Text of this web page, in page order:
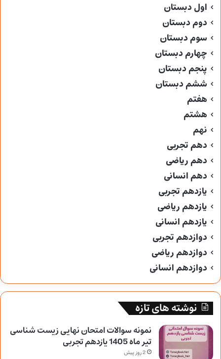
اول دبستان
دوم دبستان
سوم دبستان
چهارم دبستان
پنجم دبستان
ششم دبستان
هفتم
هشتم
نهم
دهم تجربی
دهم ریاضی
دهم انسانی
یازدهم تجربی
یازدهم ریاضی
یازدهم انسانی
دوازدهم تجربی
دوازدهم ریاضی
دوازدهم انسانی
نوشته های تازه
نمونه سوالات امتحان نهایی زیست شناسی
تیر ماه 1405 یازدهم تجربی
2 روز پیش